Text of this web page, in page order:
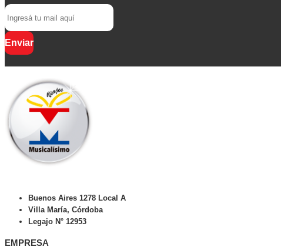
Enviar
Buenos Aires 1278 Local A
Villa María, Córdoba
Legajo N° 12953
EMPRESA